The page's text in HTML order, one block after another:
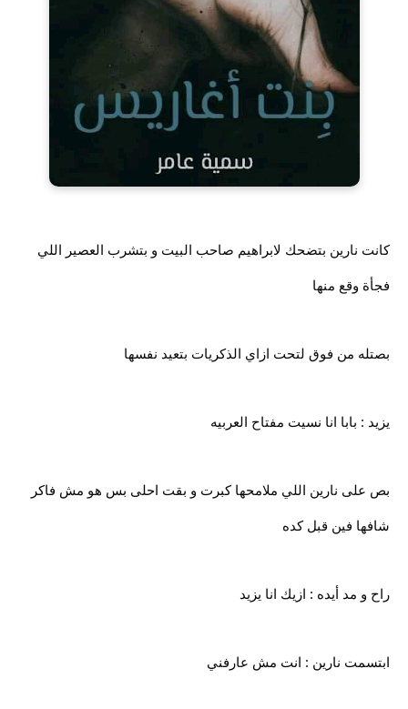
كانت نارين بتضحك لابراهيم صاحب البيت و بتشرب العصير اللي
فجأة وقع منها
بصتله من فوق لتحت ازاي الذكريات بتعيد نفسها
يزيد : بابا انا نسيت مفتاح العربيه
بص على نارين اللي ملامحها كبرت و بقت احلى بس هو مش فاكر
شافها فين قبل كده
راح و مد أيده : ازيك انا يزيد
ابتسمت نارين : انت مش عارفني